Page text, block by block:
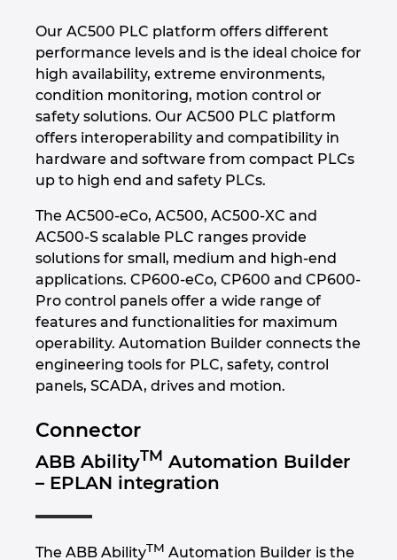
Our AC500 PLC platform offers different
performance levels and is the ideal choice for
high availability, extreme environments,
condition monitoring, motion control or
safety solutions. Our AC500 PLC platform
offers interoperability and compatibility in
hardware and software from compact PLCs
up to high end and safety PLCs.
The AC500-eCo, AC500, AC500-XC and
AC500-S scalable PLC ranges provide
solutions for small, medium and high-end
applications. CP600-eCo, CP600 and CP600-
Pro control panels offer a wide range of
features and functionalities for maximum
operability. Automation Builder connects the
engineering tools for PLC, safety, control
panels, SCADA, drives and motion.
Connector
ABB AbilityTM Automation Builder
– EPLAN integration
The ABB AbilityTM Automation Builder is the